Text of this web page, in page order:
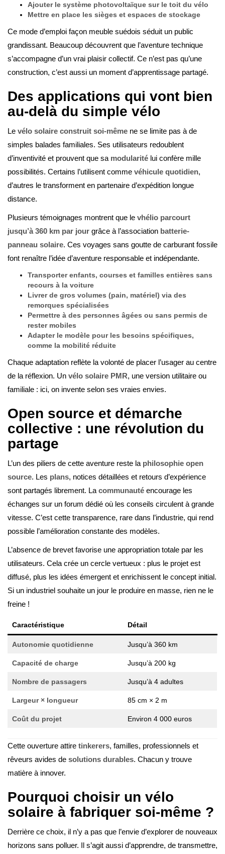
Ajouter le système photovoltaïque sur le toit du vélo
Mettre en place les sièges et espaces de stockage
Ce mode d’emploi façon meuble suédois séduit un public
grandissant. Beaucoup découvrent que l’aventure technique
s’accompagne d’un vrai plaisir collectif. Ce n’est pas qu’une
construction, c’est aussi un moment d’apprentissage partagé.
Des applications qui vont bien
au-delà du simple vélo
Le vélo solaire construit soi-même ne se limite pas à de
simples balades familiales. Ses utilisateurs redoublent
d’inventivité et prouvent que sa modularité lui confère mille
possibilités. Certains l’utilisent comme véhicule quotidien,
d’autres le transforment en partenaire d’expédition longue
distance.
Plusieurs témoignages montrent que le vhélio parcourt
jusqu’à 360 km par jour grâce à l’association batterie-
panneau solaire. Ces voyages sans goutte de carburant fossile
font renaître l’idée d’aventure responsable et indépendante.
Transporter enfants, courses et familles entières sans
recours à la voiture
Livrer de gros volumes (pain, matériel) via des
remorques spécialisées
Permettre à des personnes âgées ou sans permis de
rester mobiles
Adapter le modèle pour les besoins spécifiques,
comme la mobilité réduite
Chaque adaptation reflète la volonté de placer l’usager au centre
de la réflexion. Un vélo solaire PMR, une version utilitaire ou
familiale : ici, on invente selon ses vraies envies.
Open source et démarche
collective : une révolution du
partage
L’un des piliers de cette aventure reste la philosophie open
source. Les plans, notices détaillées et retours d’expérience
sont partagés librement. La communauté encourage les
échanges sur un forum dédié où les conseils circulent à grande
vitesse. C’est cette transparence, rare dans l’industrie, qui rend
possible l’amélioration constante des modèles.
L’absence de brevet favorise une appropriation totale par les
utilisateurs. Cela crée un cercle vertueux : plus le projet est
diffusé, plus les idées émergent et enrichissent le concept initial.
Si un industriel souhaite un jour le produire en masse, rien ne le
freine !
Caractéristique Détail
Autonomie quotidienne Jusqu’à 360 km
Capacité de charge Jusqu’à 200 kg
Nombre de passagers Jusqu’à 4 adultes
Largeur × longueur 85 cm × 2 m
Coût du projet Environ 4 000 euros
Cette ouverture attire tinkerers, familles, professionnels et
rêveurs avides de solutions durables. Chacun y trouve
matière à innover.
Pourquoi choisir un vélo
solaire à fabriquer soi-même ?
Derrière ce choix, il n’y a pas que l’envie d’explorer de nouveaux
horizons sans polluer. Il s’agit aussi d’apprendre, de transmettre,